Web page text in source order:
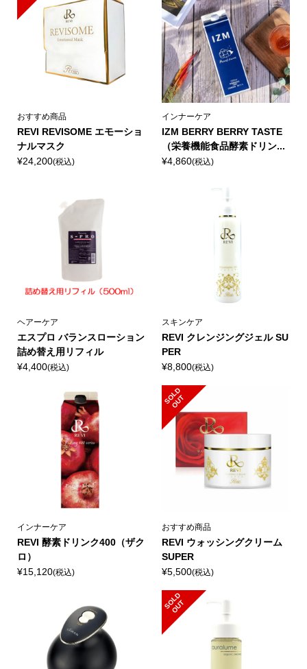
おすすめ商品
REVI REVISOME エモーショ
ナルマスク
¥24,200(税込)
インナーケア
IZM BERRY BERRY TASTE
（栄養機能食品酵素ドリン...
¥4,860(税込)
ヘアーケア
エスプロ バランスローション
詰め替え用リフィル
¥4,400(税込)
スキンケア
REVI クレンジングジェル SU
PER
¥8,800(税込)
インナーケア
REVI 酵素ドリンク400（ザク
ロ）
¥15,120(税込)
S
O
L
D
O
U
T
おすすめ商品
REVI ウォッシングクリーム
SUPER
¥5,500(税込)
S
O
L
D
O
U
T